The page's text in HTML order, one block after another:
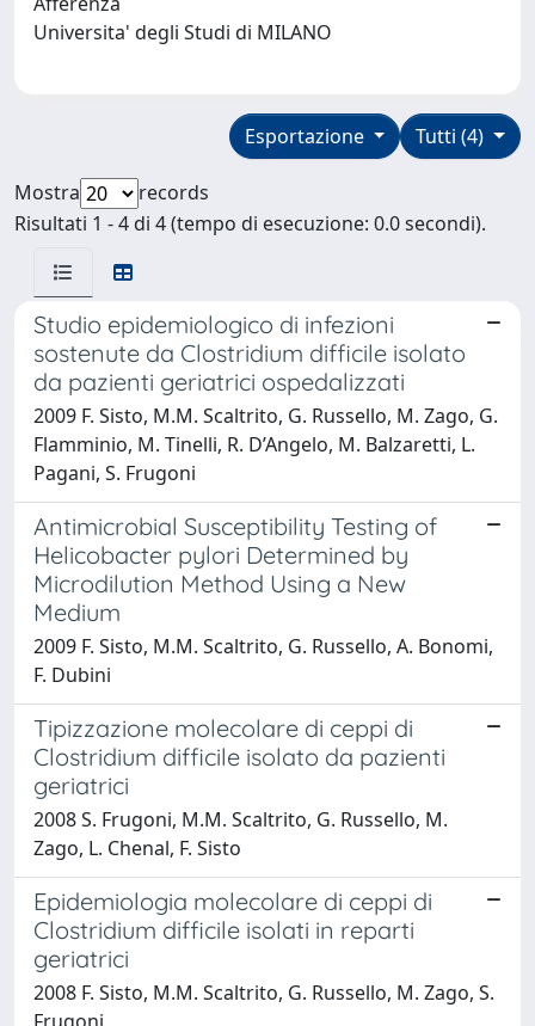
Universita' degli Studi di MILANO
Tutti (4)
Esportazione
Mostra
records
Risultati 1 - 4 di 4 (tempo di esecuzione: 0.0 secondi).
Studio epidemiologico di infezioni
sostenute da Clostridium difficile isolato
da pazienti geriatrici ospedalizzati
2009 F. Sisto, M.M. Scaltrito, G. Russello, M. Zago, G.
Flamminio, M. Tinelli, R. D’Angelo, M. Balzaretti, L.
Pagani, S. Frugoni
Antimicrobial Susceptibility Testing of
Helicobacter pylori Determined by
Microdilution Method Using a New
Medium
2009 F. Sisto, M.M. Scaltrito, G. Russello, A. Bonomi,
F. Dubini
Tipizzazione molecolare di ceppi di
Clostridium difficile isolato da pazienti
geriatrici
2008 S. Frugoni, M.M. Scaltrito, G. Russello, M.
Zago, L. Chenal, F. Sisto
Epidemiologia molecolare di ceppi di
Clostridium difficile isolati in reparti
geriatrici
2008 F. Sisto, M.M. Scaltrito, G. Russello, M. Zago, S.